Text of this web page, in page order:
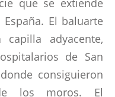
19 MAYO 1812
Y FUTURO
El baluarte
adyacente,
de San
consiguieron
los moros. El